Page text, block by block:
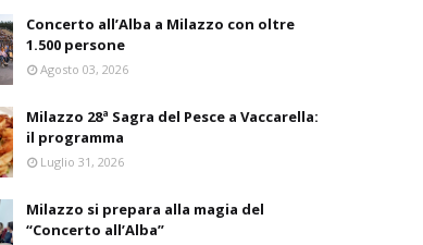
Concerto all’Alba a Milazzo con oltre
1.500 persone
Agosto 03, 2026
Milazzo 28ª Sagra del Pesce a Vaccarella:
il programma
Luglio 31, 2026
Milazzo si prepara alla magia del
“Concerto all’Alba”